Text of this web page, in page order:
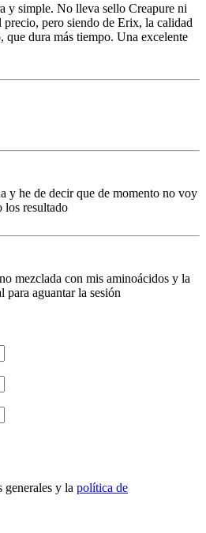
y simple. No lleva sello Creapure ni
precio, pero siendo de Erix, la calidad
que dura más tiempo. Una excelente
y he de decir que de momento no voy
los resultado
mezclada con mis aminoácidos y la
aguantar la sesión
generales y la política de